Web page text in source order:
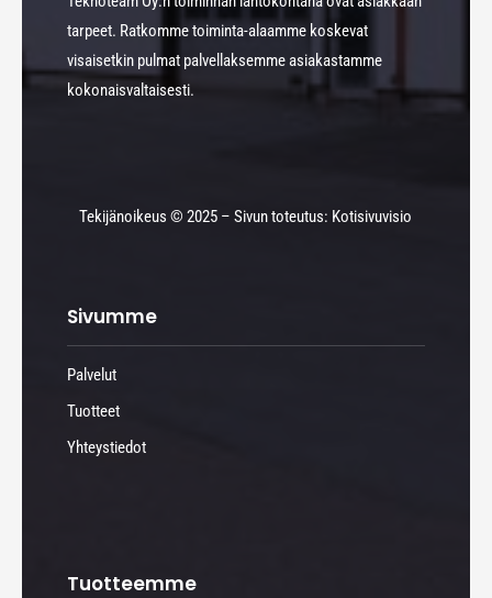
tarpeet. Ratkomme toiminta-alaamme koskevat
visaisetkin pulmat palvellaksemme asiakastamme
kokonaisvaltaisesti.
Tekijänoikeus © 2025 – Sivun toteutus: Kotisivuvisio
Sivumme
Palvelut
Tuotteet
Yhteystiedot
Tuotteemme